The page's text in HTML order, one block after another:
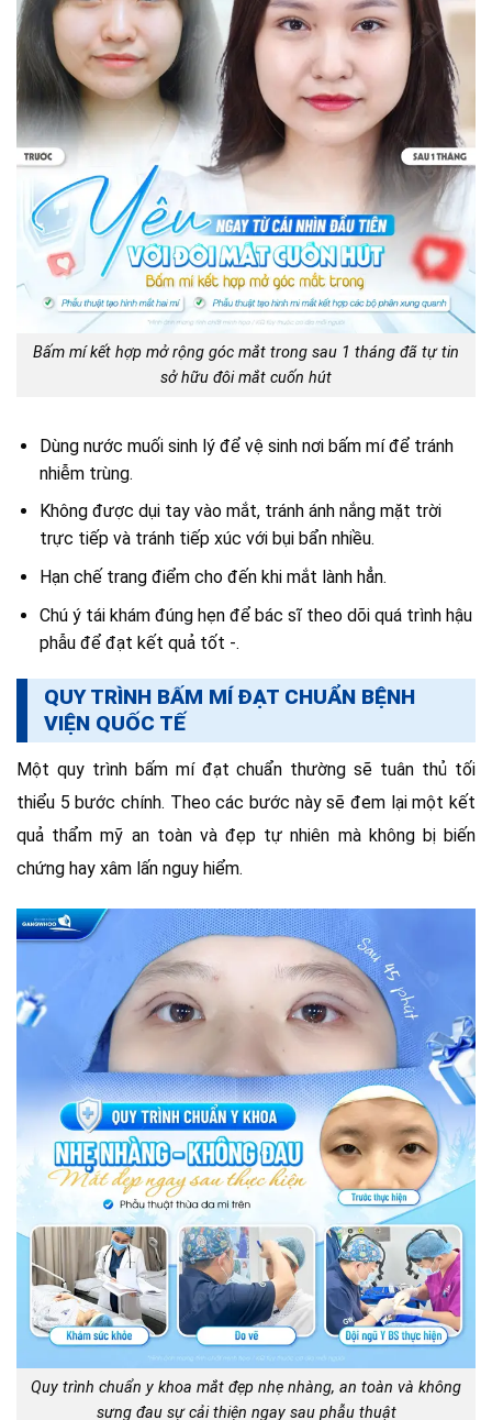
Bấm mí kết hợp mở rộng góc mắt trong sau 1 tháng đã tự tin
sở hữu đôi mắt cuốn hút
Dùng nước muối sinh lý để vệ sinh nơi bấm mí để tránh
nhiễm trùng.
Không được dụi tay vào mắt, tránh ánh nắng mặt trời
trực tiếp và tránh tiếp xúc với bụi bẩn nhiều.
Hạn chế trang điểm cho đến khi mắt lành hẳn.
Chú ý tái khám đúng hẹn để bác sĩ theo dõi quá trình hậu
phẫu để đạt kết quả tốt -.
QUY TRÌNH BẤM MÍ ĐẠT CHUẨN BỆNH
VIỆN QUỐC TẾ
Một quy trình bấm mí đạt chuẩn thường sẽ tuân thủ tối
thiểu 5 bước chính. Theo các bước này sẽ đem lại một kết
quả thẩm mỹ an toàn và đẹp tự nhiên mà không bị biến
chứng hay xâm lấn nguy hiểm.
Quy trình chuẩn y khoa mắt đẹp nhẹ nhàng, an toàn và không
sưng đau sự cải thiện ngay sau phẫu thuật